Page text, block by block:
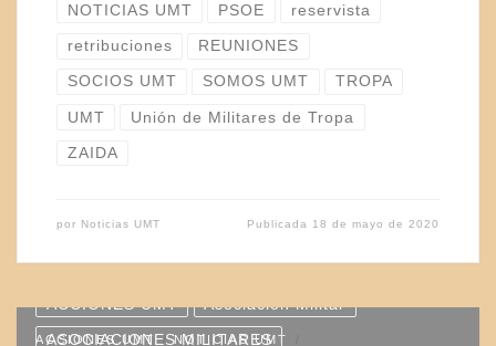
NOTICIAS UMT PSOE reservista
retribuciones REUNIONES
SOCIOS UMT SOMOS UMT TROPA
UMT Unión de Militares de Tropa
ZAIDA
por Noticias UMT Publicada 18 de mayo de 2020
ACCIONES UMT NOTICIAS UMT
ACCIONES UMT Asociación Militar
ASOCIACIONES MILITARES